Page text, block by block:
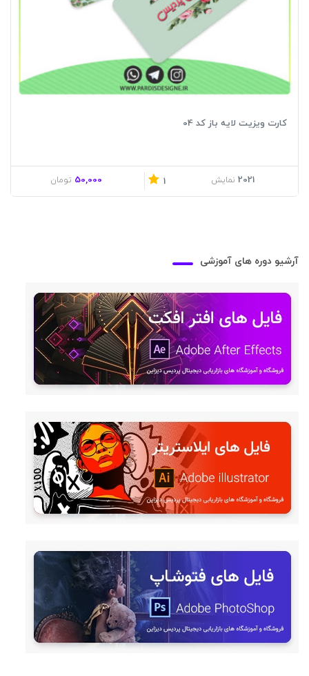
کارت ویزیت لایه باز کد 04
2021 نمایش 1
50,000 تومان
آرشیو دوره های آموزشی